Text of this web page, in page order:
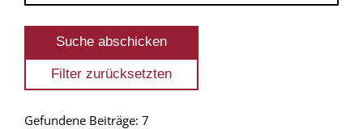
Gefundene Beiträge: 7